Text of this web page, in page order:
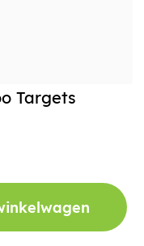
Targets